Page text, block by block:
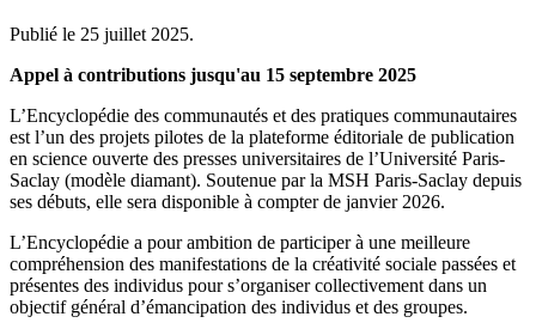
Publié le 25 juillet 2025.
Appel à contributions jusqu'au 15 septembre 2025
L’Encyclopédie des communautés et des pratiques communautaires
est l’un des projets pilotes de la plateforme éditoriale de publication
en science ouverte des presses universitaires de l’Université Paris-
Saclay (modèle diamant). Soutenue par la MSH Paris-Saclay depuis
ses débuts, elle sera disponible à compter de janvier 2026.
L’Encyclopédie a pour ambition de participer à une meilleure
compréhension des manifestations de la créativité sociale passées et
présentes des individus pour s’organiser collectivement dans un
objectif général d’émancipation des individus et des groupes.